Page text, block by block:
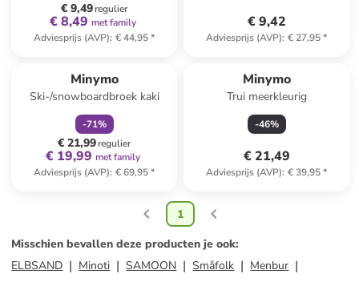
€ 9,49regulier
€ 8,49 met family
Adviesprijs (AVP): € 44,95*
€ 9,42
Adviesprijs (AVP): € 27,95*
Minymo
Ski-/snowboardbroek kaki
-71%
€ 21,99regulier
€ 19,99 met family
Adviesprijs (AVP): € 69,95*
Minymo
Trui meerkleurig
-46%
€ 21,49
Adviesprijs (AVP): € 39,95*
1
Misschien bevallen deze producten je ook:
ELBSAND
Minoti SAMOON Småfolk
Menbur